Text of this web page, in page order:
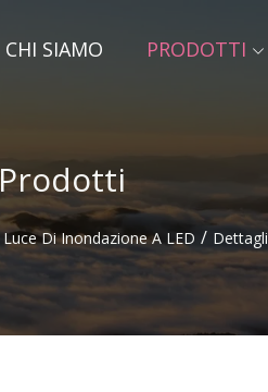
CHI SIAMO PRODOTTI
Prodotti
Luce Di Inondazione A LED / Dettagli